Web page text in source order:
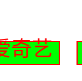
奇艺